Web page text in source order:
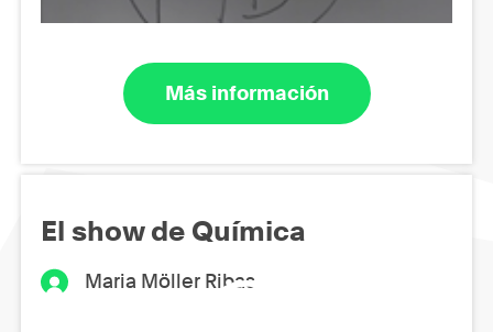
Más información
El show de Química
Maria Möller Ribas